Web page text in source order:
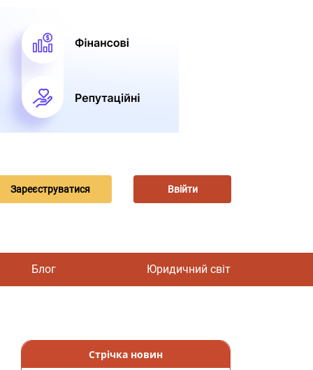
Зареєструватися Ввійти
Блог Юридичний світ
Стрічка новин